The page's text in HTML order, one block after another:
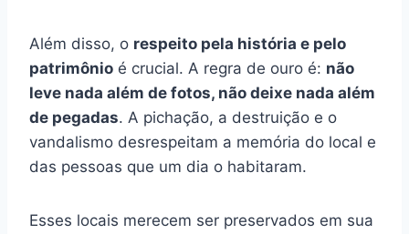
Além disso, o respeito pela história e pelo
patrimônio é crucial. A regra de ouro é: não
leve nada além de fotos, não deixe nada além
de pegadas. A pichação, a destruição e o
vandalismo desrespeitam a memória do local e
das pessoas que um dia o habitaram.
Esses locais merecem ser preservados em sua